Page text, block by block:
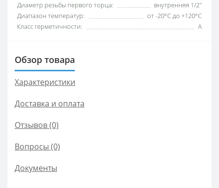
Диаметр резьбы первого торца:
внутренняя 1/2″
Диапазон температур:
от -20°С до +120°С
Класс герметичности:
А
Обзор товара
Характеристики
Доставка и оплата
Отзывов (0)
Вопросы (0)
Документы